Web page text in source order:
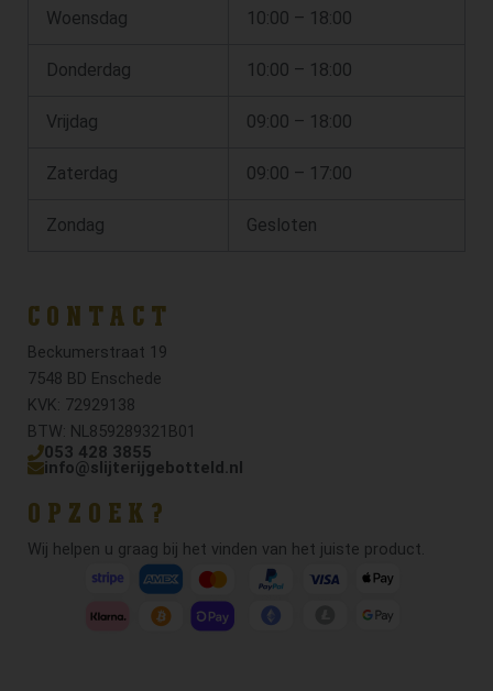
Woensdag 10:00 – 18:00
Donderdag 10:00 – 18:00
Vrijdag 09:00 – 18:00
Zaterdag 09:00 – 17:00
Zondag Gesloten
CONTACT
Beckumerstraat 19
7548 BD Enschede
KVK: 72929138
BTW: NL859289321B01
053 428 3855
info@slijterijgebotteld.nl
OPZOEK?
Wij helpen u graag bij het vinden van het juiste product.